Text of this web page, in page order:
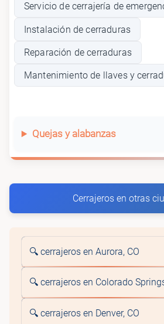
Servicio de cerrajería de
Instalación de cerraduras
Reparación de cerraduras
Mantenimiento de llaves y
Quejas y alabanzas
Cerrajeros en otras
🔍 cerrajeros en Aurora, CO
🔍 cerrajeros en Colorado
🔍 cerrajeros en Denver, CO